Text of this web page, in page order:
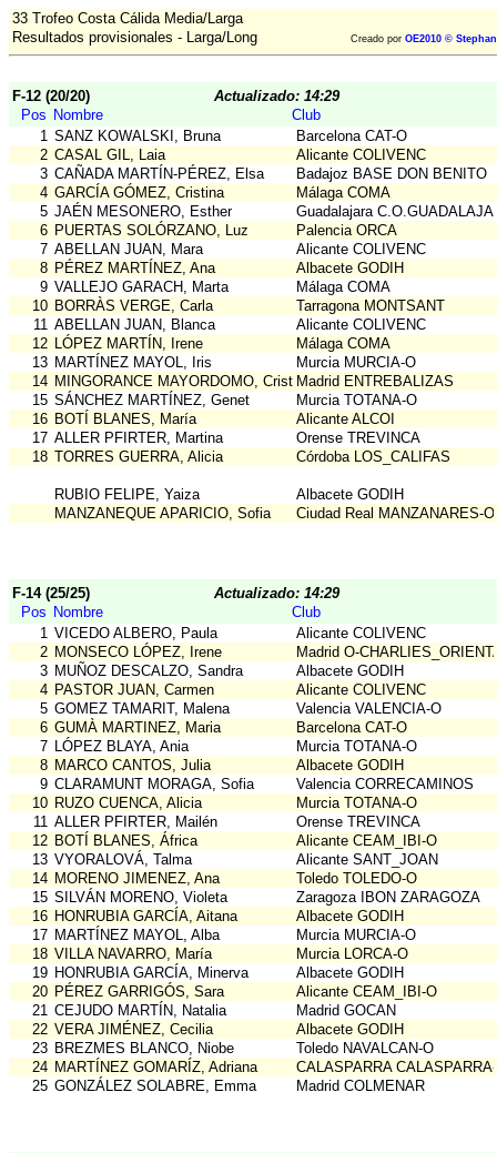
33 Trofeo Costa Cálida Media/Larga
Resultados provisionales - Larga/Long
Creado por OE2010 ©
F-12 (20/20)
Actualizado: 14:29
Pos Nombre
Club
1 SANZ KOWALSKI, Bruna
Barcelona CAT-O
2 CASAL GIL, Laia
Alicante COLIVENC
3 CAÑADA MARTÍN-PÉREZ, Elsa
Badajoz BASE DON BENITO
4 GARCÍA GÓMEZ, Cristina
Málaga COMA
5 JAÉN MESONERO, Esther
Guadalajara
6 PUERTAS SOLÓRZANO, Luz
Palencia ORCA
7 ABELLAN JUAN, Mara
Alicante COLIVENC
8 PÉREZ MARTÍNEZ, Ana
Albacete GODIH
9 VALLEJO GARACH, Marta
Málaga COMA
10 BORRÀS VERGE, Carla
Tarragona MONTSANT
11 ABELLAN JUAN, Blanca
Alicante COLIVENC
12 LÓPEZ MARTÍN, Irene
Málaga COMA
13 MARTÍNEZ MAYOL, Iris
Murcia MURCIA-O
14 MINGORANCE MAYORDOMO, CristinaMadrid ENTREBALIZAS
15 SÁNCHEZ MARTÍNEZ, Genet
Murcia TOTANA-O
16 BOTÍ BLANES, María
Alicante ALCOI
17 ALLER PFIRTER, Martina
Orense TREVINCA
18 TORRES GUERRA, Alicia Córdoba LOS_CALIFAS
RUBIO FELIPE, Yaiza
Albacete GODIH
MANZANEQUE APARICIO, Sofia
Ciudad Real MANZANARES-O
F-14 (25/25)
Actualizado: 14:29
Pos Nombre
Club
1 VICEDO ALBERO, Paula
Alicante COLIVENC
2 MONSECO LÓPEZ, Irene
Madrid O-
3 MUÑOZ DESCALZO, Sandra
Albacete GODIH
4 PASTOR JUAN, Carmen
Alicante COLIVENC
5 GOMEZ TAMARIT, Malena
Valencia VALENCIA-O
6 GUMÀ MARTINEZ, Maria
Barcelona CAT-O
7 LÓPEZ BLAYA, Ania
Murcia TOTANA-O
8 MARCO CANTOS, Julia
Albacete GODIH
9 CLARAMUNT MORAGA, Sofia
Valencia CORRECAMINOS
10 RUZO CUENCA, Alicia
Murcia TOTANA-O
11 ALLER PFIRTER, Mailén
Orense TREVINCA
12 BOTÍ BLANES, África
Alicante CEAM_IBI-O
13 VYORALOVÁ, Talma
Alicante SANT_JOAN
14 MORENO JIMENEZ, Ana
Toledo TOLEDO-O
15 SILVÁN MORENO, Violeta
Zaragoza IBON ZARAGOZA
16 HONRUBIA GARCÍA, Aitana
Albacete GODIH
17 MARTÍNEZ MAYOL, Alba
Murcia MURCIA-O
18 VILLA NAVARRO, María
Murcia LORCA-O
19 HONRUBIA GARCÍA, Minerva
Albacete GODIH
20 PÉREZ GARRIGÓS, Sara
Alicante CEAM_IBI-O
21 CEJUDO MARTÍN, Natalia
Madrid GOCAN
22 VERA JIMÉNEZ, Cecilia
Albacete GODIH
23 BREZMES BLANCO, Niobe
Toledo NAVALCAN-O
24 MARTÍNEZ GOMARÍZ, Adriana
CALASPARRA
25 GONZÁLEZ SOLABRE, Emma Madrid COLMENAR